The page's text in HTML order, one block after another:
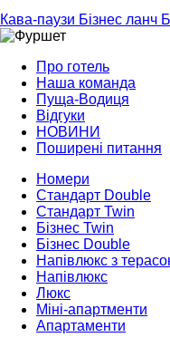
Кава-паузи Бізнес ланч
Про готель
Наша команда
Пуща-Водиця
Відгуки
НОВИНИ
Поширені питання
Номери
Стандарт Double
Стандарт Twin
Бізнес Twin
Бізнес Double
Напівлюкс з
Напівлюкс
Люкс
Міні-апартменти
Апартаменти